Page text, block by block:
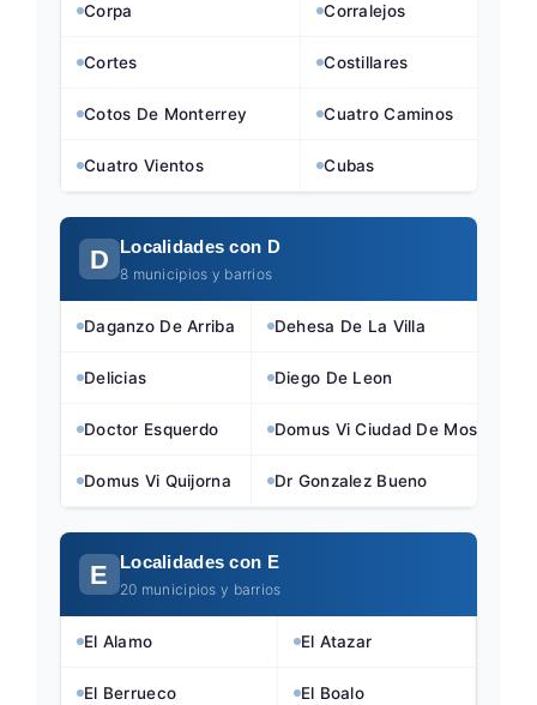
Corpa Corralejos
Cortes Costillares
Cotos De Monterrey Cuatro Caminos
Cuatro Vientos Cubas
D Localidades con D
8 municipios y barrios
Daganzo De Arriba Dehesa De La Villa
Delicias Diego De Leon
Doctor Esquerdo Domus Vi Ciudad De Mostoles
Domus Vi Quijorna Dr Gonzalez Bueno
E Localidades con E
20 municipios y barrios
El Alamo El Atazar
El Berrueco El Boalo